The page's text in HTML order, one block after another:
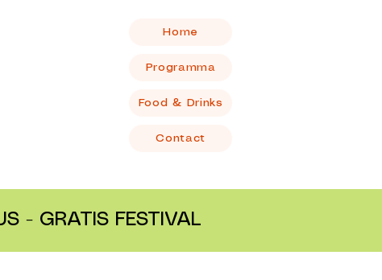
Home
Programma
Food & Drinks
Contact
- GRATIS FESTIVAL